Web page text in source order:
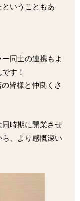
いうこともあ
同士の連携もよ
す！
皆様と仲良くさ
時期に開業させ
、より感慨深い